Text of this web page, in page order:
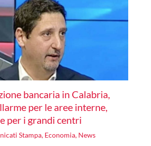
bancaria in Calabria,
per le aree interne,
per i grandi centri
Stampa, Economia, News